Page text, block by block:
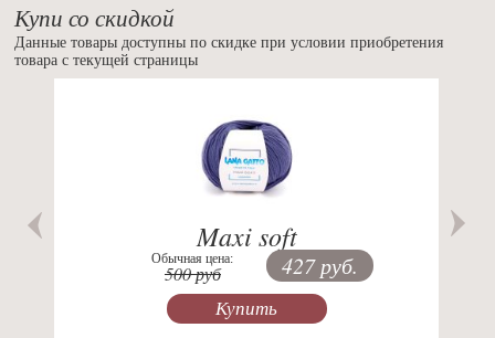
Купи со скидкой
Данные товары доступны по скидке при условии приобретения
товара с текущей страницы
Maxi soft
Обычная цена:
500 руб 427 руб.
Купить